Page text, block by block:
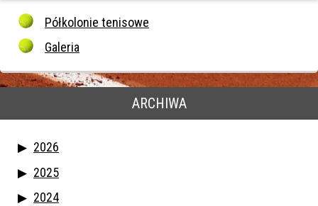
Półkolonie tenisowe
Galeria
ARCHIWA
2026
2025
2024